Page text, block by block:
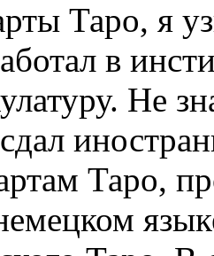
Таро, я
в
Не
Таро,